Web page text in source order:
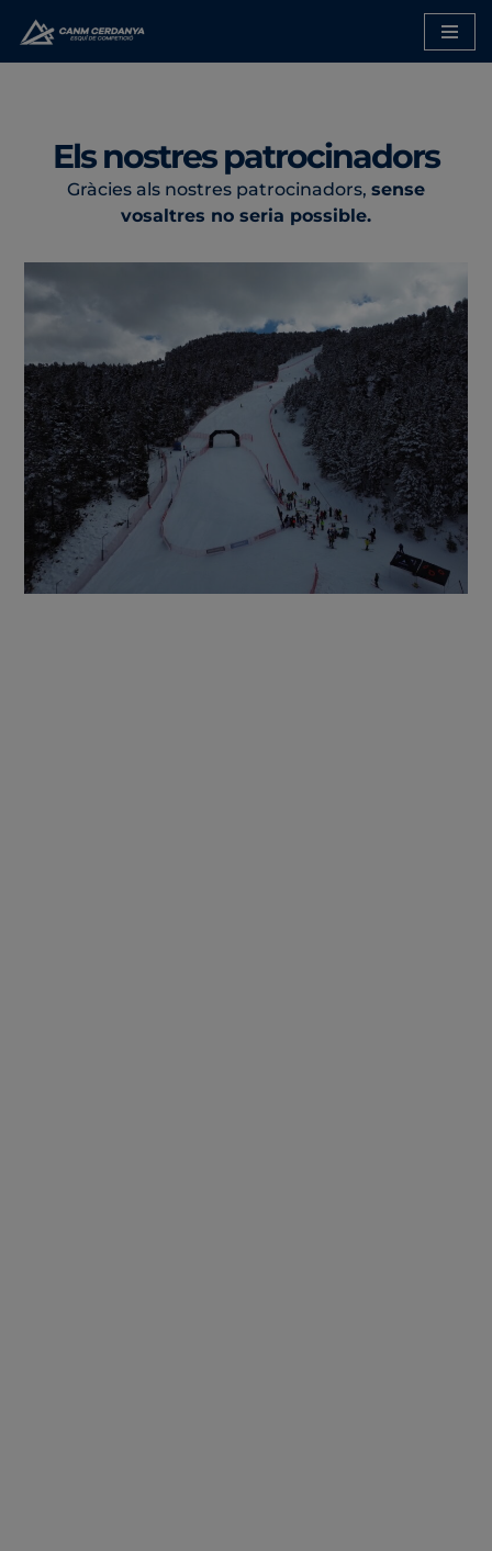
Saltar
Els nostres patrocinadors
Gràcies als nostres patrocinadors, sense
vosaltres no seria possible.